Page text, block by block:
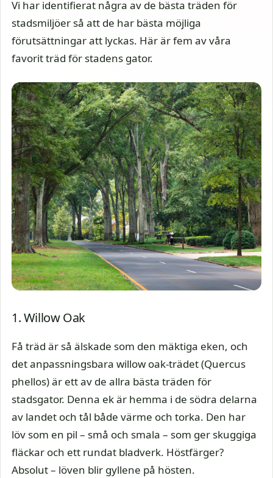
Vi har identifierat några av de bästa träden för
stadsmiljöer så att de har bästa möjliga
förutsättningar att lyckas. Här är fem av våra
favorit träd för stadens gator.
1. Willow Oak
Få träd är så älskade som den mäktiga eken, och
det anpassningsbara willow oak-trädet (Quercus
phellos) är ett av de allra bästa träden för
stadsgator. Denna ek är hemma i de södra delarna
av landet och tål både värme och torka. Den har
löv som en pil – små och smala – som ger skuggiga
fläckar och ett rundat bladverk. Höstfärger?
Absolut – löven blir gyllene på hösten.